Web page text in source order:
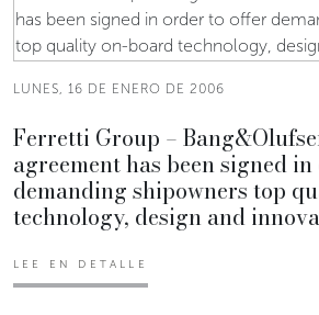
LUNES, 16 DE ENERO DE 2006
Ferretti Group –
agreement has been signed
demanding shipowners top
technology, design and
LEE EN DETALLE